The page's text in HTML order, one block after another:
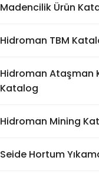
Madencilik Ürün
Hidroman TBM
Hidroman Ataşman
Katalog
Hidroman Mining
Seide Hortum